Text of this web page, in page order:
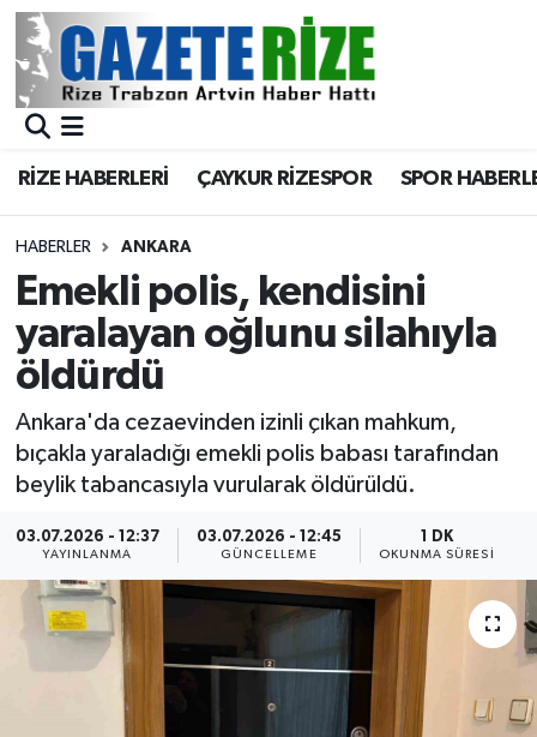
RİZE HABERLERİ ÇAYKUR RİZESPOR SPOR
HABERLER ANKARA
Emekli polis, kendisini
yaralayan oğlunu silahıyla
öldürdü
Ankara'da cezaevinden izinli çıkan mahkum,
bıçakla yaraladığı emekli polis babası tarafından
beylik tabancasıyla vurularak öldürüldü.
03.07.2026 - 12:37
YAYINLANMA
03.07.2026 - 12:45
GÜNCELLEME
1 DK
OKUNMA SÜRESI
BÖLGEMİZ
Asayiş
Rize Jandarma Komutanlığı
Bilim Teknoloji
Advertising news
ÇEVRE
Dış Haberler
Dünya
Merkez Nöbetçi Eczaneler
Merkez Trafik Yoğunluk Haritası
Süper Lig Puan Durumu ve Fikstür
Tüm Manşetler
Haber Arşivi